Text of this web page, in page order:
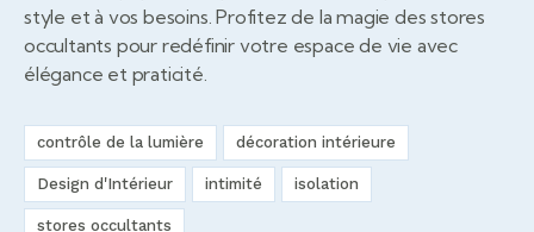
style et à vos besoins. Profitez de la magie des stores
occultants pour redéfinir votre espace de vie avec
élégance et praticité.
contrôle de la lumière décoration intérieure
Design d'Intérieur intimité isolation
stores occultants